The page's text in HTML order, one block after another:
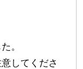
。
してくださ